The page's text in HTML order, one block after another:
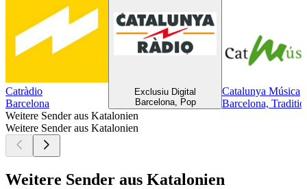
Catràdio
Barcelona
Exclusiu Digital
Barcelona, Pop
Catalunya Música
Barcelona,
Weitere Sender aus Katalonien
Weitere Sender aus Katalonien
Weitere Sender aus Katalonien